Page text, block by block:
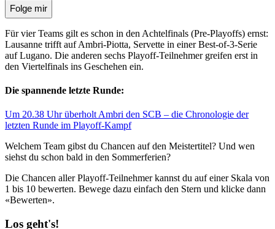
Folge mir
Für vier Teams gilt es schon in den Achtelfinals (Pre-Playoffs) ernst:
Lausanne trifft auf Ambri-Piotta, Servette in einer Best-of-3-Serie
auf Lugano. Die anderen sechs Playoff-Teilnehmer greifen erst in
den Viertelfinals ins Geschehen ein.
Die spannende letzte Runde:
Um 20.38 Uhr überholt Ambri den SCB – die Chronologie der
letzten Runde im Playoff-Kampf
Welchem Team gibst du Chancen auf den Meistertitel? Und wen
siehst du schon bald in den Sommerferien?
Die Chancen aller Playoff-Teilnehmer kannst du auf einer Skala von
1 bis 10 bewerten. Bewege dazu einfach den Stern und klicke dann
«Bewerten».
Los geht's!